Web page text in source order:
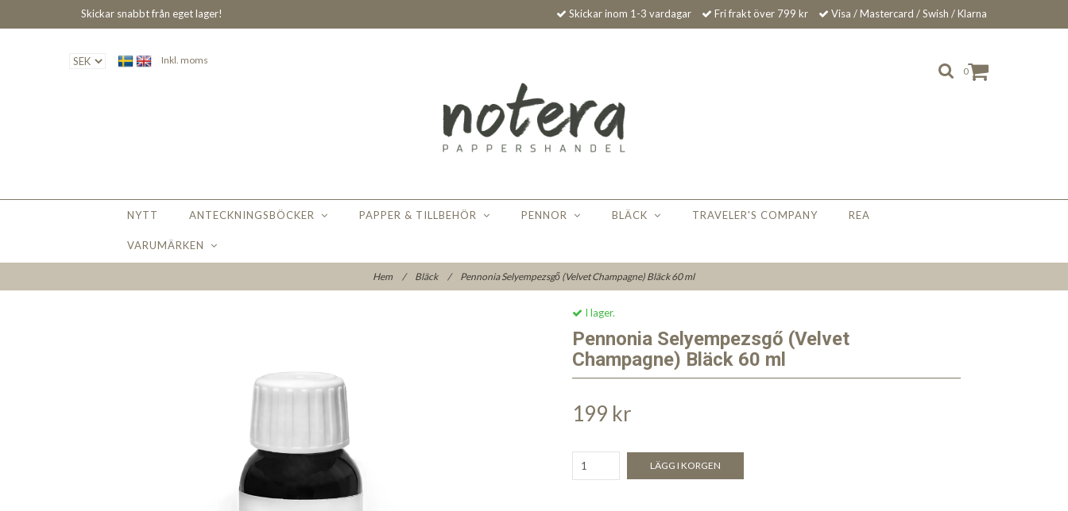
Skickar snabbt från eget lager! Skickar inom 1-3 vardagar Fri frakt över 799 kr Visa / Mastercard / Swish / Klarna
0
Inkl. moms
NYTT ANTECKNINGSBÖCKER PAPPER & TILLBEHÖR PENNOR BLÄCK TRAVELER'S COMPANY REA
VARUMÄRKEN
Hem / Bläck / Pennonia Selyempezsgő (Velvet Champagne) Bläck 60 ml
I lager.
Pennonia Selyempezsgő (Velvet
Champagne) Bläck 60 ml
199 kr
LÄGG I KORGEN